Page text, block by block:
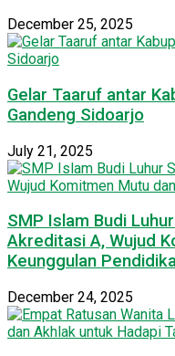
December 25, 2025
Gelar Taaruf antar
Gandeng Sidoarjo
July 21, 2025
SMP Islam Budi
Akreditasi A, Wujud
Keunggulan
December 24, 2025